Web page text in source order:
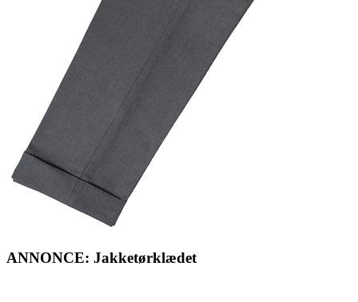
ANNONCE: Jakketørklædet